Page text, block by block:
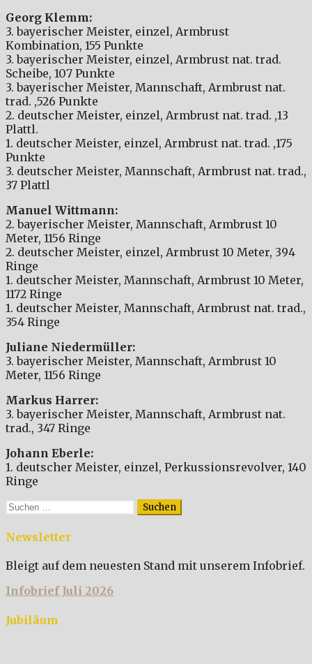
Georg Klemm:
3. bayerischer Meister, einzel, Armbrust
Kombination, 155 Punkte
3. bayerischer Meister, einzel, Armbrust nat. trad.
Scheibe, 107 Punkte
3. bayerischer Meister, Mannschaft, Armbrust nat.
trad. ,526 Punkte
2. deutscher Meister, einzel, Armbrust nat. trad. ,13
Plattl.
1. deutscher Meister, einzel, Armbrust nat. trad. ,175
Punkte
3. deutscher Meister, Mannschaft, Armbrust nat. trad.,
37 Plattl
Manuel Wittmann:
2. bayerischer Meister, Mannschaft, Armbrust 10
Meter, 1156 Ringe
2. deutscher Meister, einzel, Armbrust 10 Meter, 394
Ringe
1. deutscher Meister, Mannschaft, Armbrust 10 Meter,
1172 Ringe
1. deutscher Meister, Mannschaft, Armbrust nat. trad.,
354 Ringe
Juliane Niedermüller:
3. bayerischer Meister, Mannschaft, Armbrust 10
Meter, 1156 Ringe
Markus Harrer:
3. bayerischer Meister, Mannschaft, Armbrust nat.
trad., 347 Ringe
Johann Eberle:
1. deutscher Meister, einzel, Perkussionsrevolver, 140
Ringe
Suchen
Newsletter
Bleigt auf dem neuesten Stand mit unserem Infobrief.
Infobrief Juli 2026
Jubiläum